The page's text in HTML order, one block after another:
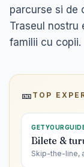
parcurse si de
Traseul nostru
familii cu copii.
🎫 TOP
Bilete &
Skip-the-line,